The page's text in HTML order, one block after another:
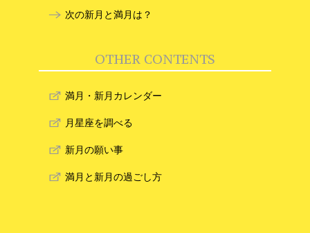
次の新月と満月は？
OTHER CONTENTS
満月・新月カレンダー
月星座を調べる
新月の願い事
満月と新月の過ごし方